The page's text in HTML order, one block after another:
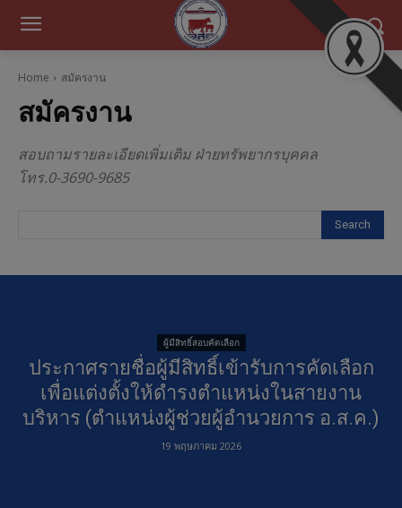
Home สมัครงาน
สมัครงาน
สอบถามรายละเอียดเพิ่มเติม ฝ่ายทรัพยากรบุคคล
โทร.0-3690-9685
Search
ผู้มีสิทธิ์สอบคัดเลือก
ประกาศรายชื่อผู้มีสิทธิ์เข้ารับการคัดเลือก
เพื่อแต่งตั้งให้ดำรงตำแหน่งในสายงาน
บริหาร (ตำแหน่งผู้ช่วยผู้อำนวยการ อ.ส.ค.)
19 พฤษภาคม 2026